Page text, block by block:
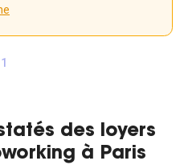
1
des loyers
à Paris